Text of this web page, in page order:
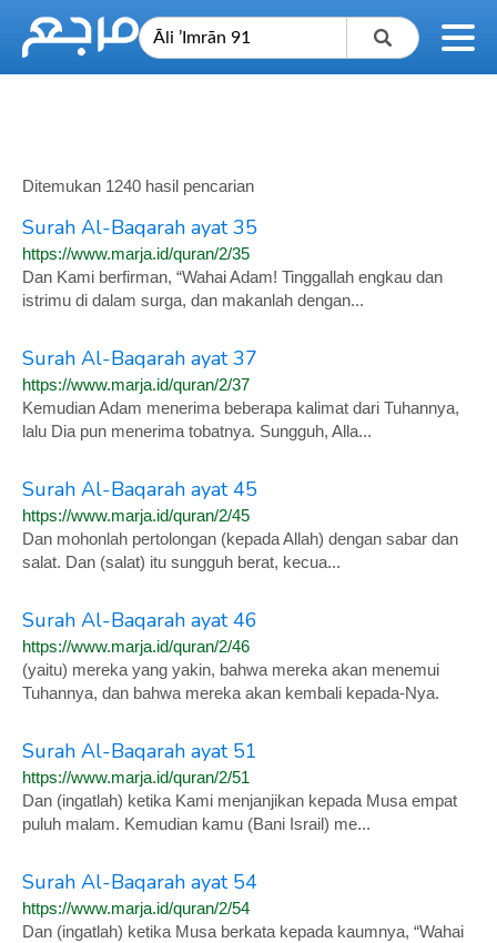
Ditemukan 1240 hasil pencarian
Surah Al-Baqarah ayat 35
https://www.marja.id/quran/2/35
Dan Kami berfirman, “Wahai Adam! Tinggallah engkau dan
istrimu di dalam surga, dan makanlah dengan...
Surah Al-Baqarah ayat 37
https://www.marja.id/quran/2/37
Kemudian Adam menerima beberapa kalimat dari Tuhannya,
lalu Dia pun menerima tobatnya. Sungguh, Alla...
Surah Al-Baqarah ayat 45
https://www.marja.id/quran/2/45
Dan mohonlah pertolongan (kepada Allah) dengan sabar dan
salat. Dan (salat) itu sungguh berat, kecua...
Surah Al-Baqarah ayat 46
https://www.marja.id/quran/2/46
(yaitu) mereka yang yakin, bahwa mereka akan menemui
Tuhannya, dan bahwa mereka akan kembali kepada-Nya.
Surah Al-Baqarah ayat 51
https://www.marja.id/quran/2/51
Dan (ingatlah) ketika Kami menjanjikan kepada Musa empat
puluh malam. Kemudian kamu (Bani Israil) me...
Surah Al-Baqarah ayat 54
https://www.marja.id/quran/2/54
Dan (ingatlah) ketika Musa berkata kepada kaumnya, “Wahai